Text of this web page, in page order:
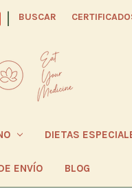
| BUSCAR
DIETAS
ENVÍO BLOG